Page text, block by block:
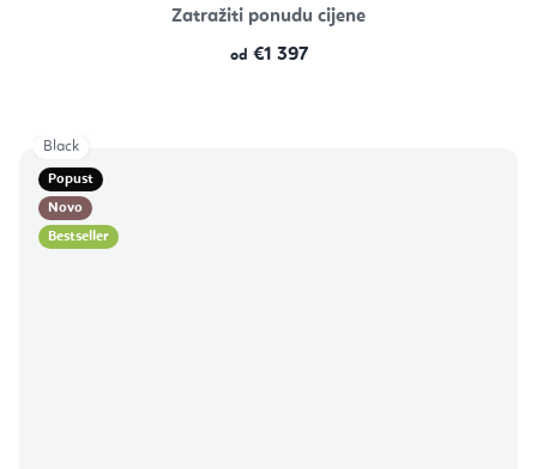
Zatražiti ponudu cijene
od €1 397
Popust
Novo
Bestseller
Black